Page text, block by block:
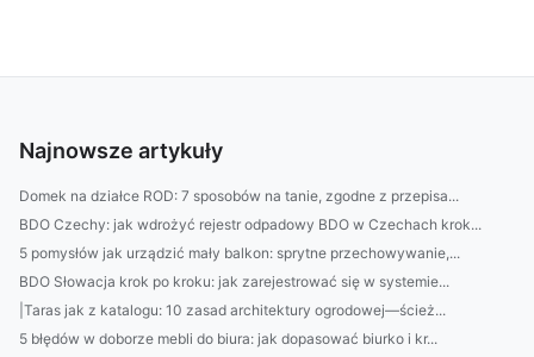
Najnowsze artykuły
Domek na działce ROD: 7 sposobów na tanie, zgodne z przepisa...
BDO Czechy: jak wdrożyć rejestr odpadowy BDO w Czechach krok...
5 pomysłów jak urządzić mały balkon: sprytne przechowywanie,...
BDO Słowacja krok po kroku: jak zarejestrować się w systemie...
|Taras jak z katalogu: 10 zasad architektury ogrodowej—ścież...
5 błędów w doborze mebli do biura: jak dopasować biurko i kr...